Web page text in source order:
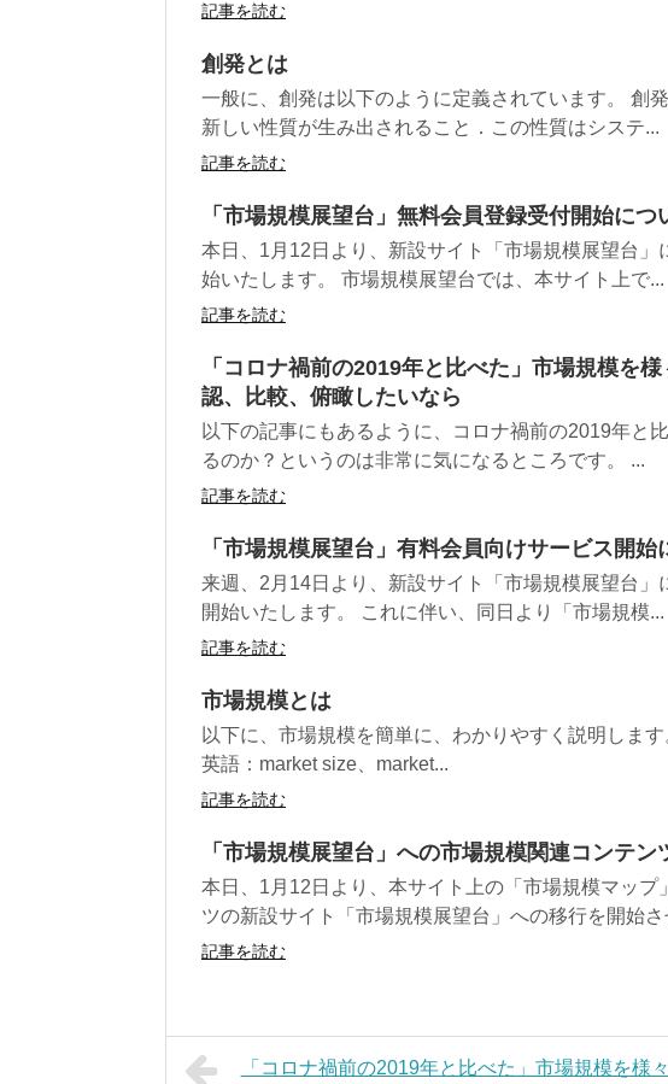
記事を読む
創発とは
一般に、創発は以下のように定義されています。 創
新しい性質が生み出されること．この性質はシステ...
記事を読む
「市場規模展望台」無料会員登録受付開始につ
本日、1月12日より、新設サイト「市場規模展望台
始いたします。 市場規模展望台では、本サイト上で...
記事を読む
「コロナ禍前の2019年と比べた」市場規模を
認、比較、俯瞰したいなら
以下の記事にもあるように、コロナ禍前の2019年と
るのか？というのは非常に気になるところです。 ...
記事を読む
「市場規模展望台」有料会員向けサービス開始
来週、2月14日より、新設サイト「市場規模展望台
開始いたします。 これに伴い、同日より「市場規模...
記事を読む
市場規模とは
以下に、市場規模を簡単に、わかりやすく説明しま
英語：market size、market...
記事を読む
「市場規模展望台」への市場規模関連コンテン
本日、1月12日より、本サイト上の「市場規模マッ
ツの新設サイト「市場規模展望台」への移行を開始さ
記事を読む
「コロナ禍前の2019年と比べた」市場規模を様